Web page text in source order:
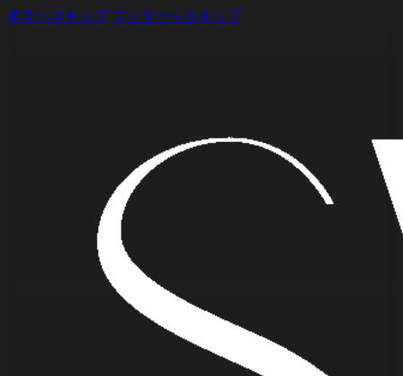
本文へスキップ フッターへスキップ